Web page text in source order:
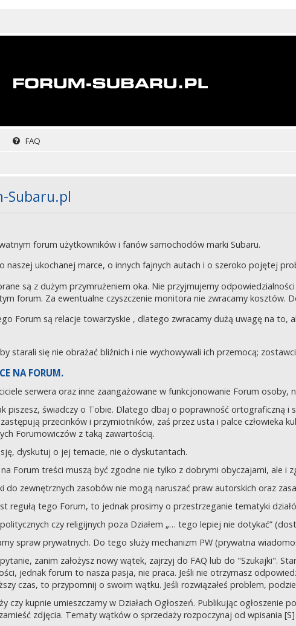
FAQ
Subaru.pl
forum użytkowników i fanów samochodów marki Subaru.
naszej ukochanej marce, o innych fajnych autach i o szeroko pojętej
są z dużym przymrużeniem oka. Nie przyjmujemy
forum. Za ewentualne czyszczenie monitora nie zwracamy kosztów.
Forum są relacje towarzyskie , dlatego zwracamy dużą uwagę na
starali się nie obrażać bliźnich i nie wychowywali ich przemocą;
NA FORUM.
serwera oraz inne zaangażowane w funkcjonowanie Forum
piszesz, świadczy o Tobie. Dlatego dbaj o poprawność ortograficzną
przecinków i przymiotników, zaś przez usta i palce
Forumowiczów z taką zawartością.
dyskutuj o jej temacie, nie o dyskutantach.
Forum treści muszą być zgodne nie tylko z dobrymi obyczajami, ale i
do zewnętrznych zasobów nie mogą naruszać praw autorskich oraz
regułą tego Forum, to jednak prosimy o przestrzeganie tematyki
czy religijnych poza Działem „… tego lepiej nie dotykać”
spraw prywatnych. Do tego służy mechanizm PW (prywatna
zanim założysz nowy wątek, zajrzyj do FAQ lub do "Szukajki".
jednak forum to nasza pasja, nie praca. Jeśli nie otrzymasz
czas, to przypomnij o swoim wątku. Jeśli rozwiązałeś problem,
czy kupnie umieszczamy w Działach Ogłoszeń. Publikując
zdjęcia. Tematy wątków o sprzedaży rozpoczynaj od wpisania